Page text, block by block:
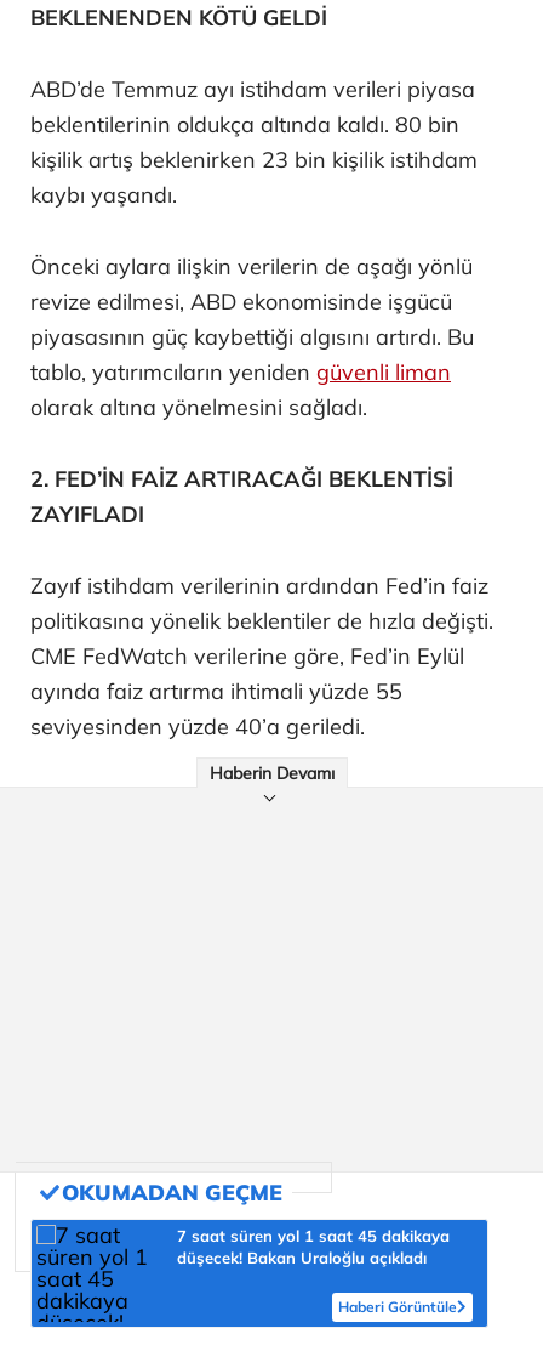
BEKLENENDEN KÖTÜ GELDİ
ABD’de Temmuz ayı istihdam verileri piyasa
beklentilerinin oldukça altında kaldı. 80 bin
kişilik artış beklenirken 23 bin kişilik istihdam
kaybı yaşandı.
Önceki aylara ilişkin verilerin de aşağı yönlü
revize edilmesi, ABD ekonomisinde işgücü
piyasasının güç kaybettiği algısını artırdı. Bu
tablo, yatırımcıların yeniden güvenli liman
olarak altına yönelmesini sağladı.
2. FED’İN FAİZ ARTIRACAĞI BEKLENTİSİ
ZAYIFLADI
Zayıf istihdam verilerinin ardından Fed’in faiz
politikasına yönelik beklentiler de hızla değişti.
CME FedWatch verilerine göre, Fed’in Eylül
ayında faiz artırma ihtimali yüzde 55
seviyesinden yüzde 40’a geriledi.
Haberin Devamı
7 saat süren yol 1 saat 45 dakikaya
düşecek! Bakan Uraloğlu açıkladı
Haberi Görüntüle